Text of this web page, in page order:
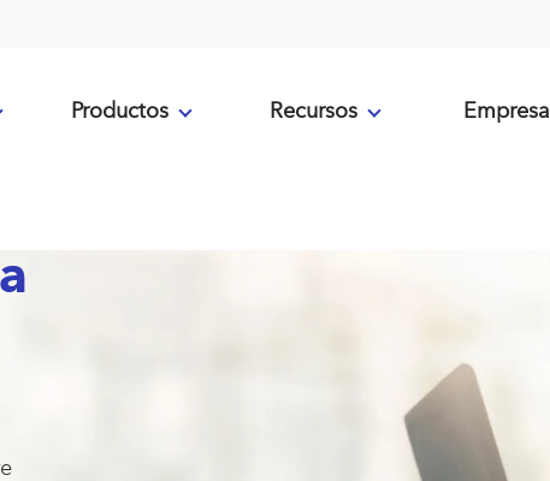
Productos Recursos Empresa